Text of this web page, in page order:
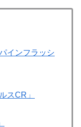
インフラッシ
スCR」